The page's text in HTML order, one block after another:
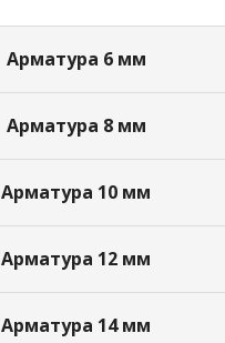
Арматура 6 мм
Арматура 8 мм
Арматура 10 мм
Арматура 12 мм
Арматура 14 мм